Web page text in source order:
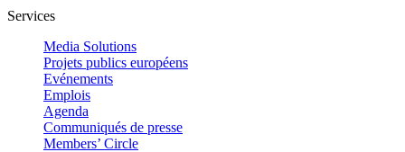
Services
Media Solutions
Projets publics européens
Evénements
Emplois
Agenda
Communiqués de presse
Members’ Circle